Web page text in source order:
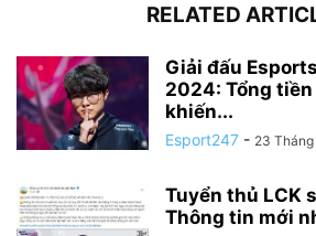
RELATED
Giải đấu
2024: Tổng
khiến...
Esport247 - 23
Tuyển thủ LCK
Thông tin mới